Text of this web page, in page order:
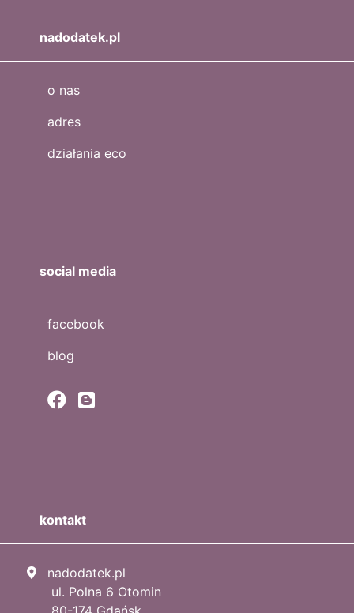
nadodatek.pl
o nas
adres
działania eco
social media
facebook
blog
kontakt
nadodatek.pl
ul. Polna 6 Otomin